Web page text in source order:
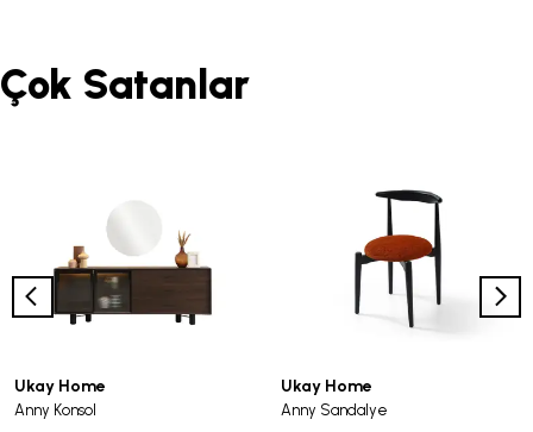
Çok Satanlar
Ukay Home
Anny Konsol
Ukay Home
Anny Sandalye